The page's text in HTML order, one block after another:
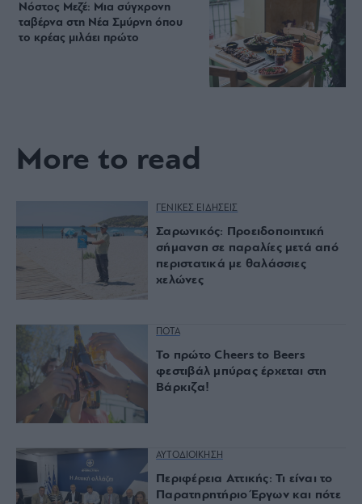
Νόστος Μεζέ: Μια σύγχρονη
ταβέρνα στη Νέα Σμύρνη όπου
το κρέας μιλάει πρώτο
More to read
ΓΕΝΙΚΕΣ ΕΙΔΗΣΕΙΣ
Σαρωνικός: Προειδοποιητική
σήμανση σε παραλίες μετά από
περιστατικά με θαλάσσιες
χελώνες
ΠΟΤΑ
Το πρώτο Cheers to Beers
φεστιβάλ μπύρας έρχεται στη
Βάρκιζα!
ΑΥΤΟΔΙΟΙΚΗΣΗ
Περιφέρεια Αττικής: Τι είναι το
Παρατηρητήριο Έργων και πότε